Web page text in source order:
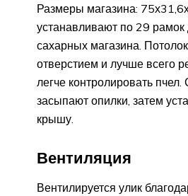
Размеры магазина:
устанавливают по 29 рамок
сахарных магазина.
отверстием и лучше всего
легче контролировать пчел.
засыпают опилки, затем
крышу.
Вентиляция
Вентилируется улик